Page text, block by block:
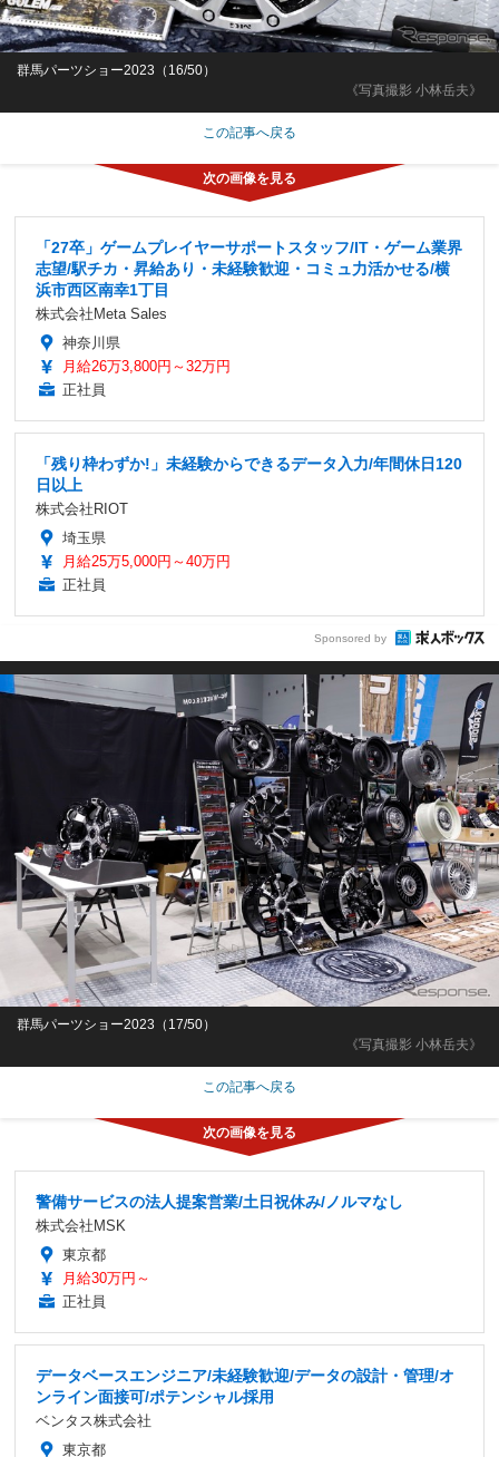
《写真撮影 小林岳夫》
群馬パーツショー2023（16/50）
この記事へ戻る
「27卒」ゲームプレイヤーサポートスタッフ/IT・ゲーム業界
志望/駅チカ・昇給あり・未経験歓迎・コミュ力活かせる/横
浜市西区南幸1丁目
株式会社Meta Sales
神奈川県
月給26万3,800円～32万円
正社員
「残り枠わずか!」未経験からできるデータ入力/年間休日120
日以上
株式会社RIOT
埼玉県
月給25万5,000円～40万円
正社員
Sponsored by
《写真撮影 小林岳夫》
群馬パーツショー2023（17/50）
この記事へ戻る
警備サービスの法人提案営業/土日祝休み/ノルマなし
株式会社MSK
東京都
月給30万円～
正社員
データベースエンジニア/未経験歓迎/データの設計・管理/オ
ンライン面接可/ポテンシャル採用
ベンタス株式会社
東京都